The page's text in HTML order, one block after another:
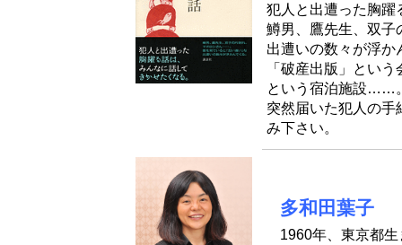
犯人と出遭った胸躍
鱒男、鷹先生、双
出遭いの数々が浮か
「破産出版」とい
という宿泊施設……
突然届いた犯人の手
み下さい。
多和田葉子
1960年、東京都